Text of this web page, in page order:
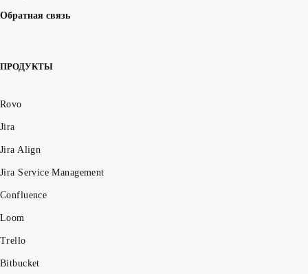
Обратная связь
ПРОДУКТЫ
Rovo
Jira
Jira Align
Jira Service Management
Confluence
Loom
Trello
Bitbucket